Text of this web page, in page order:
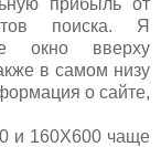
поиска. Я
окно вверху
в самом низу
о сайте,
и 160Х600 чаще